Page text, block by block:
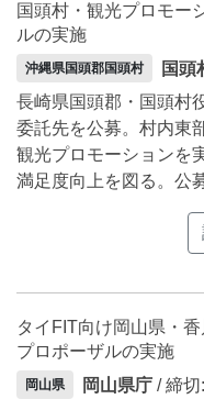
国頭村・観光プロモー
ルの実施
沖縄県国頭郡国頭村 国頭
長崎県国頭郡・国頭村
委託先を公募。村内東
観光プロモーションを
満足度向上を図る。公
タイFIT向け岡山県・
プロポーザルの実施
岡山県 岡山県庁 / 締